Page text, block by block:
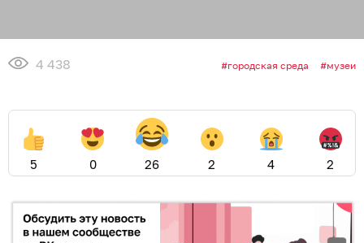
4 438 городская среда музеи
5 0 26 2 4 2